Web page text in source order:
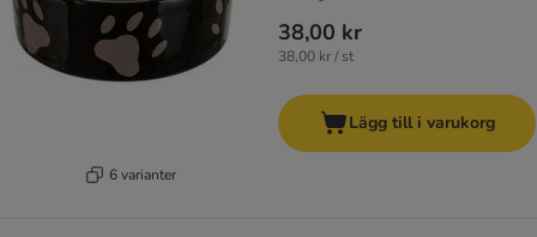
6 varianter
38,00 kr
38,00 kr / st
Lägg till i varukorg